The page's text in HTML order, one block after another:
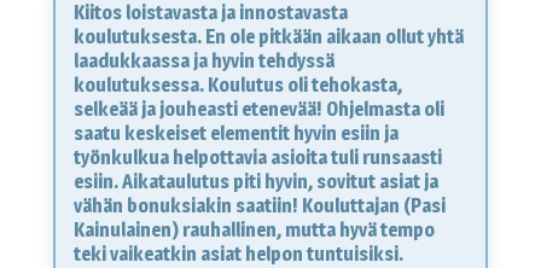
Kiitos loistavasta ja innostavasta
koulutuksesta. En ole pitkään aikaan ollut yhtä
laadukkaassa ja hyvin tehdyssä
koulutuksessa. Koulutus oli tehokasta,
selkeää ja jouheasti etenevää! Ohjelmasta oli
saatu keskeiset elementit hyvin esiin ja
työnkulkua helpottavia asioita tuli runsaasti
esiin. Aikataulutus piti hyvin, sovitut asiat ja
vähän bonuksiakin saatiin! Kouluttajan (Pasi
Kainulainen) rauhallinen, mutta hyvä tempo
teki vaikeatkin asiat helpon tuntuisiksi.